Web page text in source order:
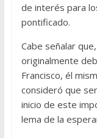
de interés para
pontificado.
Cabe señalar
originalmente
Francisco, él
consideró que
inicio de este
lema de la